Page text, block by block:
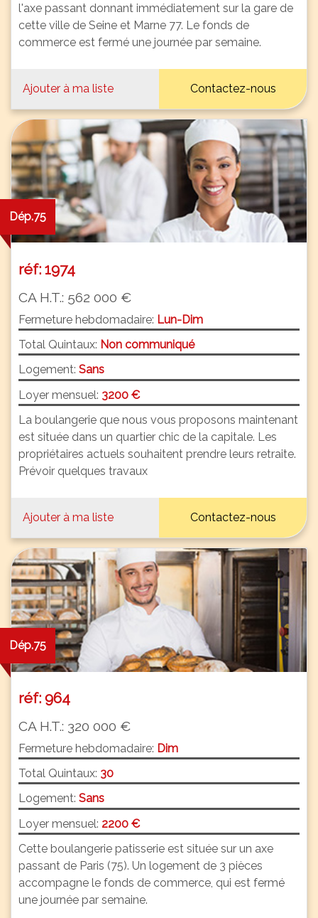
l'axe passant donnant immédiatement sur la gare de
cette ville de Seine et Marne 77. Le fonds de
commerce est fermé une journée par semaine.
Ajouter à ma liste Contactez-nous
Dép.75
réf: 1974
CA H.T.: 562 000 €
Fermeture hebdomadaire: Lun-Dim
Total Quintaux: Non communiqué
Logement: Sans
Loyer mensuel: 3200 €
La boulangerie que nous vous proposons maintenant
est située dans un quartier chic de la capitale. Les
propriétaires actuels souhaitent prendre leurs retraite.
Prévoir quelques travaux
Ajouter à ma liste Contactez-nous
Dép.75
réf: 964
CA H.T.: 320 000 €
Fermeture hebdomadaire: Dim
Total Quintaux: 30
Logement: Sans
Loyer mensuel: 2200 €
Cette boulangerie patisserie est située sur un axe
passant de Paris (75). Un logement de 3 pièces
accompagne le fonds de commerce, qui est fermé
une journée par semaine.